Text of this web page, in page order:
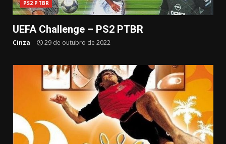
PS2 PTBR
UEFA Challenge – PS2 PTBR
Cinza 29 de outubro de 2022